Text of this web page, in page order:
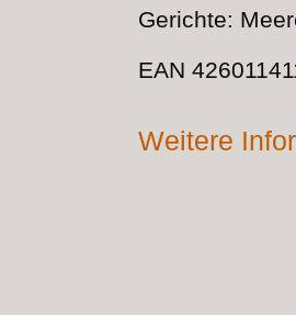
Gerichte:
EAN
Weitere